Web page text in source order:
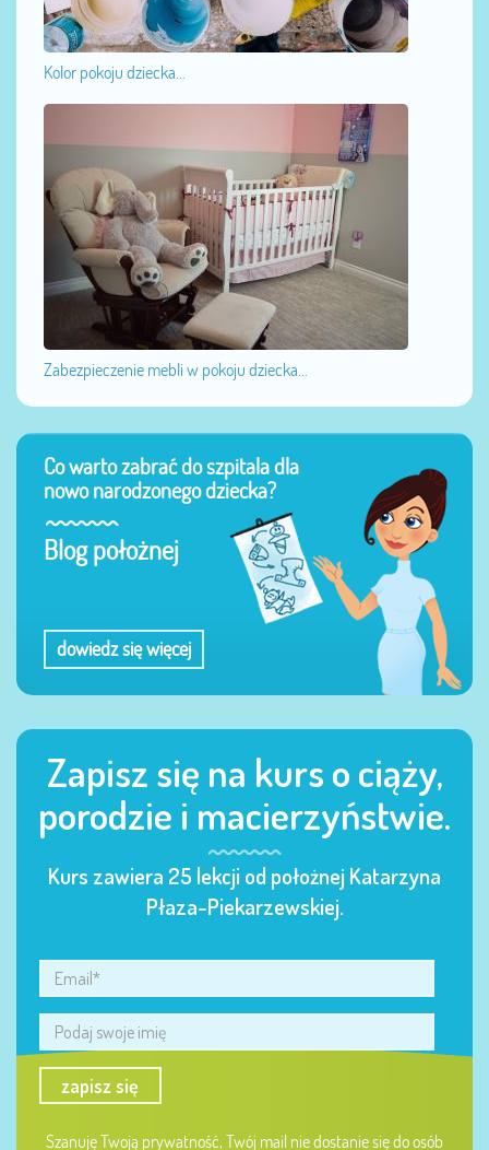
Kolor pokoju dziecka...
Zabezpieczenie mebli w pokoju dziecka...
Co warto zabrać do szpitala dla
nowo narodzonego dziecka?
Blog położnej
dowiedz się więcej
Zapisz się na kurs o ciąży,
porodzie i macierzyństwie.
Kurs zawiera 25 lekcji od położnej Katarzyna
Płaza-Piekarzewskiej.
zapisz się
Szanuję Twoją prywatność, Twój mail nie dostanie się do osób